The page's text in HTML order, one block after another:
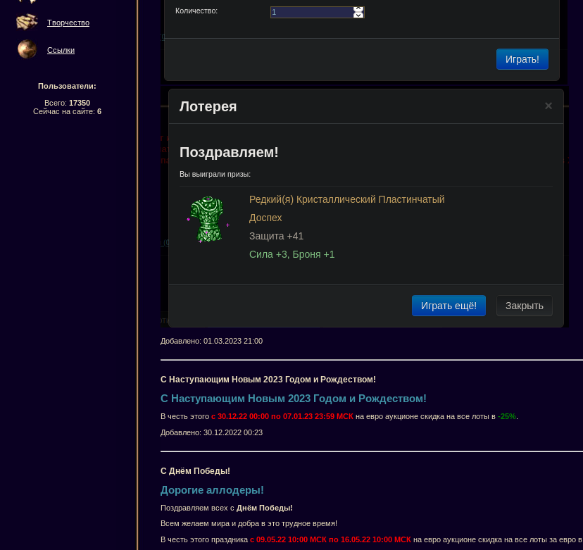
Творчество
Ссылки
Пользователи:
Всего: 17350
Сейчас на сайте: 6
Добавлено: 01.03.2023 21:00
С Наступающим Новым 2023 Годом и Рождеством!
С Наступающим Новым 2023 Годом и Рождеством!
В честь этого с 30.12.22 00:00 по 07.01.23 23:59 МСК на евро аукционе скидка на все лоты в -25%
Добавлено: 30.12.2022 00:23
С Днём Победы!
Дорогие аллодеры!
Поздравляем всех с Днём Победы!
Всем желаем мира и добра в это трудное время!
В честь этого праздника с 09.05.22 10:00 МСК по 16.05.22 10:00 МСК на евро аукционе скидка на все лоты за евро в